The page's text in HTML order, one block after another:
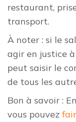
restaurant,
transport.
À noter : si le
agir en justice
peut saisir le
de tous les
Bon à savoir :
vous pouvez